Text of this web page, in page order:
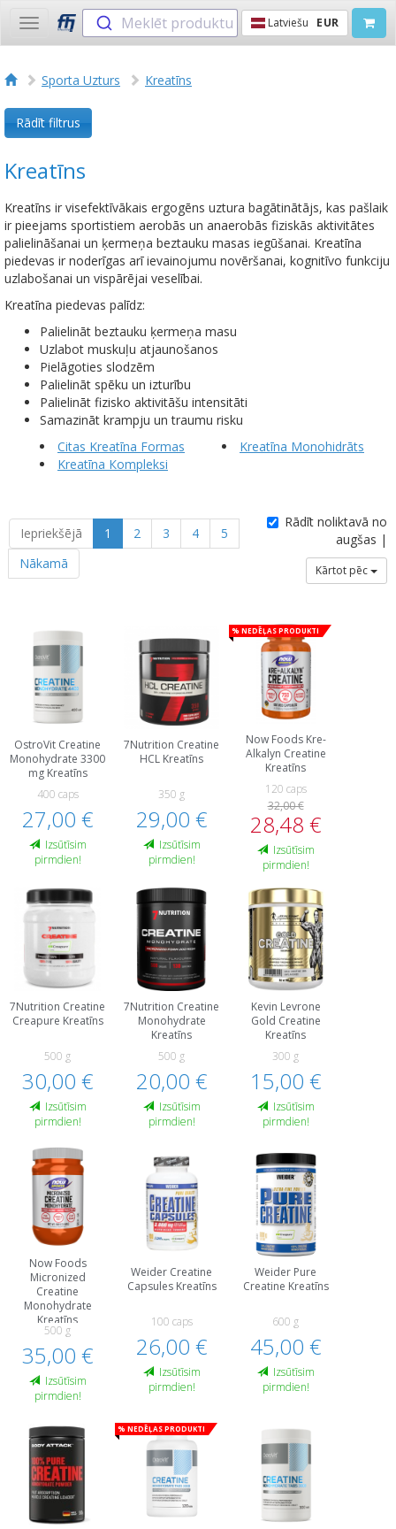
Toggle
navigation
Meklēt produktu Latviešu EUR
Sporta Uzturs Kreatīns
Rādīt filtrus
Kreatīns
Kreatīns ir visefektīvākais ergogēns uztura bagātinātājs, kas pašlaik
ir pieejams sportistiem aerobās un anaerobās fiziskās aktivitātes
palielināšanai un ķermeņa beztauku masas iegūšanai. Kreatīna
piedevas ir noderīgas arī ievainojumu novēršanai, kognitīvo funkciju
uzlabošanai un vispārējai veselībai.
Kreatīna piedevas palīdz:
Palielināt beztauku ķermeņa masu
Uzlabot muskuļu atjaunošanos
Pielāgoties slodzēm
Palielināt spēku un izturību
Palielināt fizisko aktivitāšu intensitāti
Samazināt krampju un traumu risku
Citas Kreatīna Formas
Kreatīna Кompleksi
Kreatīna Мonohidrāts
Iepriekšējā 1 2 3 4
5
Nākamā
Rādīt noliktavā no
augšas |
Kārtot pēc
OstroVit Creatine
Monohydrate 3300
mg Kreatīns
400 caps
27,00 €
Izsūtīsim
pirmdien!
7Nutrition Creatine
HCL Kreatīns
350 g
29,00 €
Izsūtīsim
pirmdien!
% Nedēļas produkti
Now Foods Kre-
Alkalyn Creatine
Kreatīns
120 caps
32,00 €
28,48 €
Izsūtīsim
pirmdien!
7Nutrition Creatine
Creapure Kreatīns
500 g
30,00 €
Izsūtīsim
pirmdien!
7Nutrition Creatine
Monohydrate
Kreatīns
500 g
20,00 €
Izsūtīsim
pirmdien!
Kevin Levrone
Gold Creatine
Kreatīns
300 g
15,00 €
Izsūtīsim
pirmdien!
Now Foods
Micronized
Creatine
Monohydrate
Kreatīns
500 g
35,00 €
Izsūtīsim
pirmdien!
Weider Creatine
Capsules Kreatīns
100 caps
26,00 €
Izsūtīsim
pirmdien!
Weider Pure
Creatine Kreatīns
600 g
45,00 €
Izsūtīsim
pirmdien!
% Nedēļas produkti